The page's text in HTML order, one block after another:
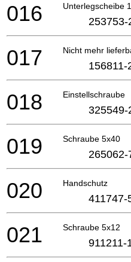
Unterlegscheibe
016 253753-
Nicht mehr
017 156811-
Einstellschraube
018 325549-
Schraube 5x40
019 265062-
Handschutz
020 411747-
Schraube 5x12
021 911211-